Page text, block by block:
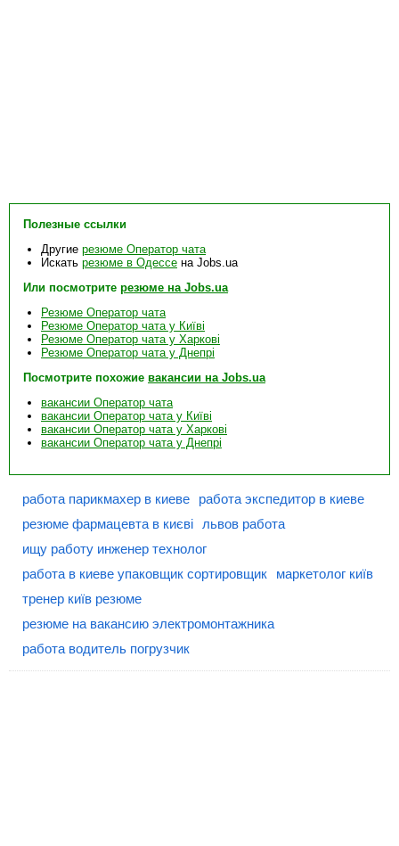
Полезные ссылки
Другие резюме Оператор чата
Искать резюме в Одессе на Jobs.ua
Или посмотрите резюме на Jobs.ua
Резюме Оператор чата
Резюме Оператор чата у Київі
Резюме Оператор чата у Харкові
Резюме Оператор чата у Днепрі
Посмотрите похожие вакансии на Jobs.ua
вакансии Оператор чата
вакансии Оператор чата у Київі
вакансии Оператор чата у Харкові
вакансии Оператор чата у Днепрі
работа парикмахер в киеве
работа экспедитор в киеве
резюме фармацевта в києві
львов работа
ищу работу инженер технолог
работа в киеве упаковщик сортировщик
маркетолог київ
тренер київ резюме
резюме на вакансию электромонтажника
работа водитель погрузчик